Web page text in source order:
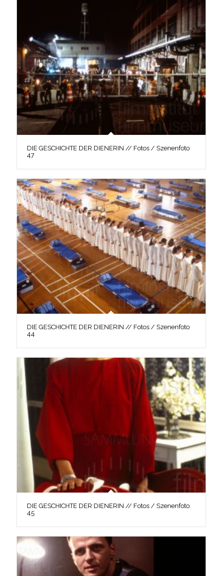
DIE GESCHICHTE DER DIENERIN // Fotos / Szenenfoto
47
DIE GESCHICHTE DER DIENERIN // Fotos / Szenenfoto
44
DIE GESCHICHTE DER DIENERIN // Fotos / Szenenfoto
45